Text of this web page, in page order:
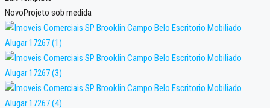
NovoProjeto sob medida